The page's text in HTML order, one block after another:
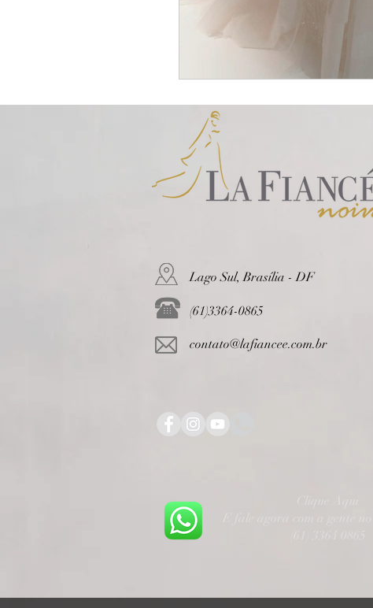
Lago Sul, Brasília - DF
(61)3364-0865
contato@lafiancee.com.br